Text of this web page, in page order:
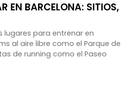
EN BARCELONA: SITIOS,
lugares para entrenar en
al aire libre como el Parque de
de running como el Paseo